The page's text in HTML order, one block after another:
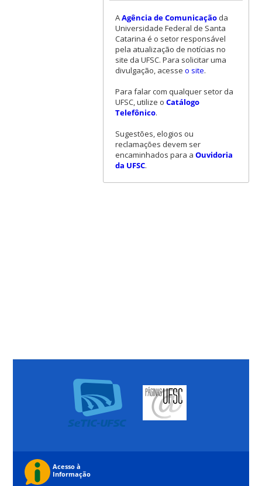
AAgência de Comunicaçãoda
Universidade Federal de Santa
Catarina é o setor responsável
pela atualização de notícias no
site da UFSC. Para solicitar uma
divulgação, acesse o site.
Para falar com qualquer setor da
UFSC, utilize o Catálogo
Telefônico.
Sugestões, elogios ou
reclamações devem ser
encaminhados para a Ouvidoria
da UFSC.